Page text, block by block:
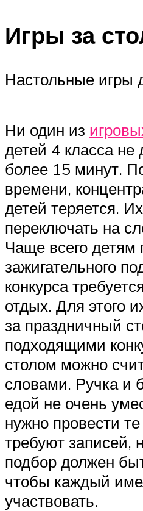
Игры за
Настольные игры
Ни один из
детей 4 класса
более 15 минут.
времени,
детей теряется.
переключать на
Чаще всего детям
зажигательного
конкурса
отдых. Для этого
за праздничный
подходящими
столом можно
словами. Ручка и
едой не очень
нужно провести
требуют записей,
подбор должен
чтобы каждый
участвовать.